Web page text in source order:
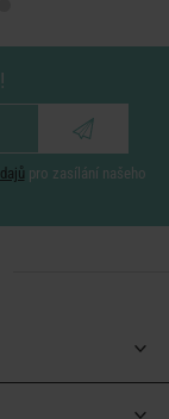
pro zasílání našeho